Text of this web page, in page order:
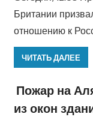
Британии
отношению к
ЧИТАТЬ ДАЛЕЕ
Пожар на
из окон